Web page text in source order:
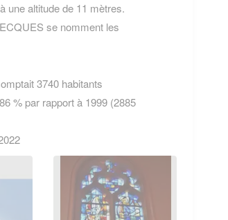
une altitude de 11 mètres.
se nomment les
3740 habitants
% par rapport à 1999 (2885